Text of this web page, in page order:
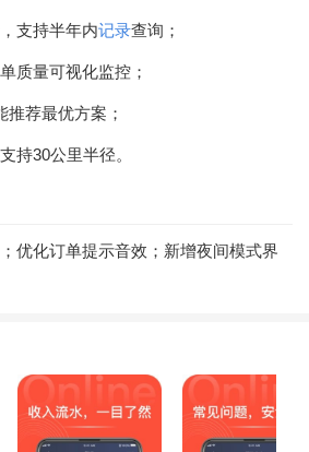
支持半年内记录查询；
质量可视化监控；
荐最优方案；
持30公里半径。
优化订单提示音效；新增夜间模式界